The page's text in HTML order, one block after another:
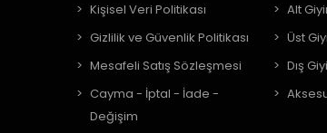
Kişisel Veri Politikası
Gizlilik ve Güvenlik Politikası
Mesafeli Satış Sözleşmesi
Cayma - İptal - İade -
Değişim
Alt
Üst
Dış